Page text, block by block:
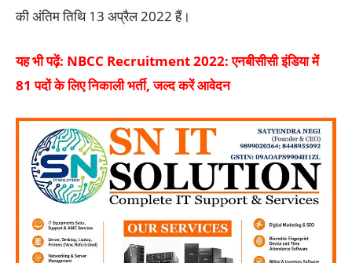
की अंतिम तिथि 13 अप्रैल 2022 हैं।
यह भी पढ़ें: NBCC Recruitment 2022: एनबीसीसी इंडिया में
81 पदों के लिए निकाली भर्ती, जल्द करें आवेदन